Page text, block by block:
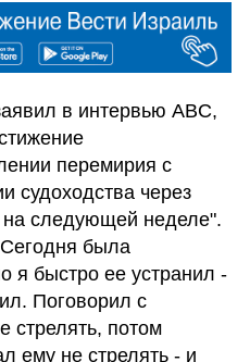
в интервью ABC,
перемирия с
судоходства через
следующей неделе".
была
я быстро ее устранил -
Поговорил с
стрелять, потом
ему не стрелять - и